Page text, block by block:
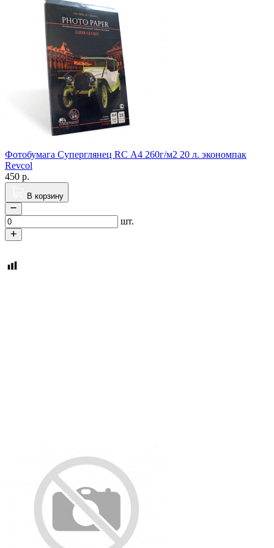
Фотобумага Суперглянец RC А4 260г/м2 20 л. экономпак
Revcol
450 р.
В корзину
шт.